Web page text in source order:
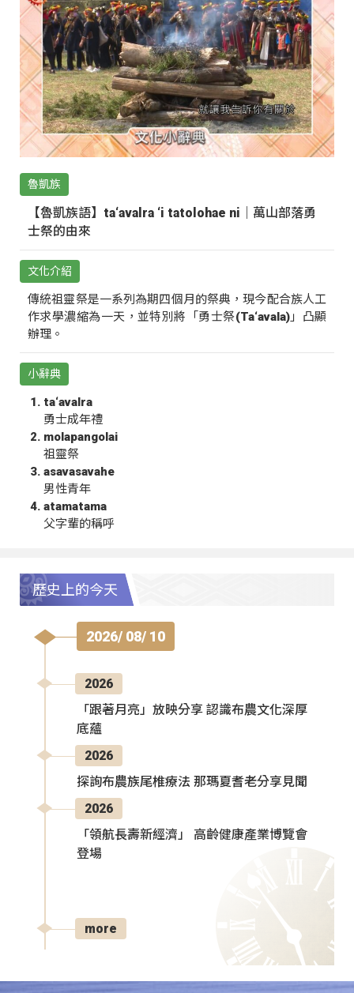
魯凱族
【魯凱族語】ta‘avalra ‘i tatolohae ni｜萬山部落勇
士祭的由來
文化介紹
傳統祖靈祭是一系列為期四個月的祭典，現今配合族人工
作求學濃縮為一天，並特別將「勇士祭(Ta‘avala)」凸顯
辦理。
小辭典
ta‘avalra
勇士成年禮
molapangolai
祖靈祭
asavasavahe
男性青年
atamatama
父字輩的稱呼
歷史上的今天
2026/ 08/ 10
2026
「跟著月亮」放映分享 認識布農文化深厚
底蘊
2026
探詢布農族尾椎療法 那瑪夏耆老分享見聞
2026
「領航長壽新經濟」 高齡健康產業博覽會
登場
more